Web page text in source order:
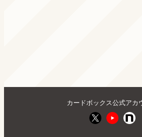
カードボックス公式アカ